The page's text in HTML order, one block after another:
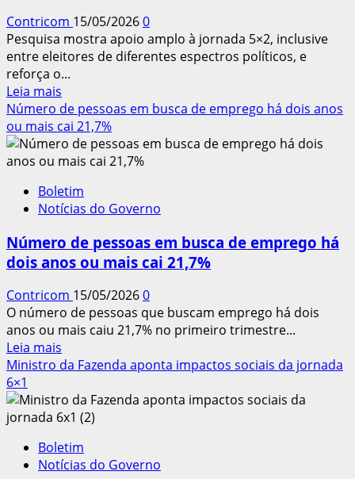
da
escala
6×1
Contricom 15/05/20260
Pesquisa mostra apoio amplo à jornada 5×2, inclusive
entre eleitores de diferentes espectros políticos, e
reforça o...
Leia mais
mais
sobre
Pressão
das
e
nas
avança
e
quer
enterrar
escala
6×1
Número de pessoas em busca de emprego há dois anos
ou mais cai 21,7%
Boletim
Notícias do Governo
Número de pessoas em busca de emprego há
dois anos ou mais cai 21,7%
Contricom 15/05/20260
O número de pessoas que buscam emprego há dois
anos ou mais caiu 21,7% no primeiro trimestre...
Leia mais
mais
Número
de
em
busca
Ministro da Fazenda aponta impactos sociais da jornada
6×1
Boletim
Notícias do Governo